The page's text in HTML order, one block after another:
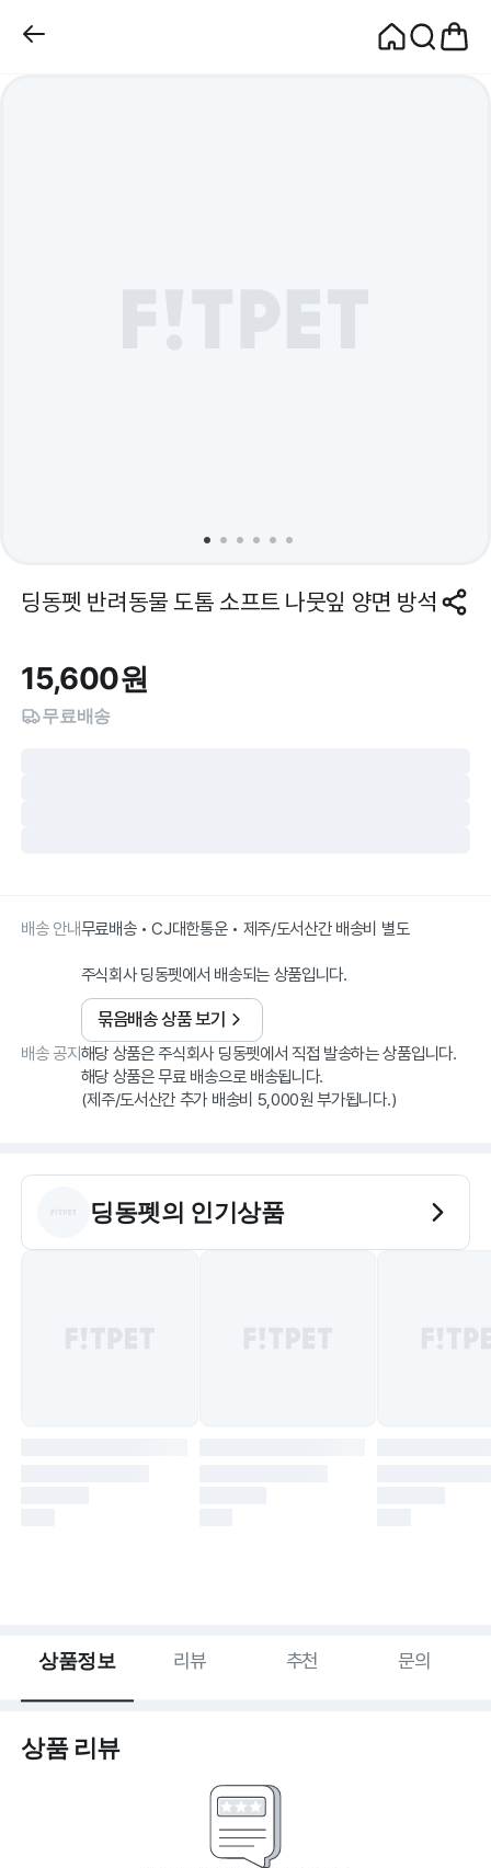
딩동펫 반려동물 도톰 소프트 나뭇잎 양면 방석
15,600원
무료배송
배송 안내무료배송 • CJ대한통운 • 제주/도서산간 배송비 별도
주식회사 딩동펫에서 배송되는 상품입니다.
묶음배송 상품 보기
배송 공지해당 상품은 주식회사 딩동펫에서 직접 발송하는 상품입니다.
해당 상품은 무료 배송으로 배송됩니다.
(제주/도서산간 추가 배송비 5,000원 부가됩니다.)
딩동펫의 인기상품
상품정보 리뷰 추천 문의
상품 리뷰